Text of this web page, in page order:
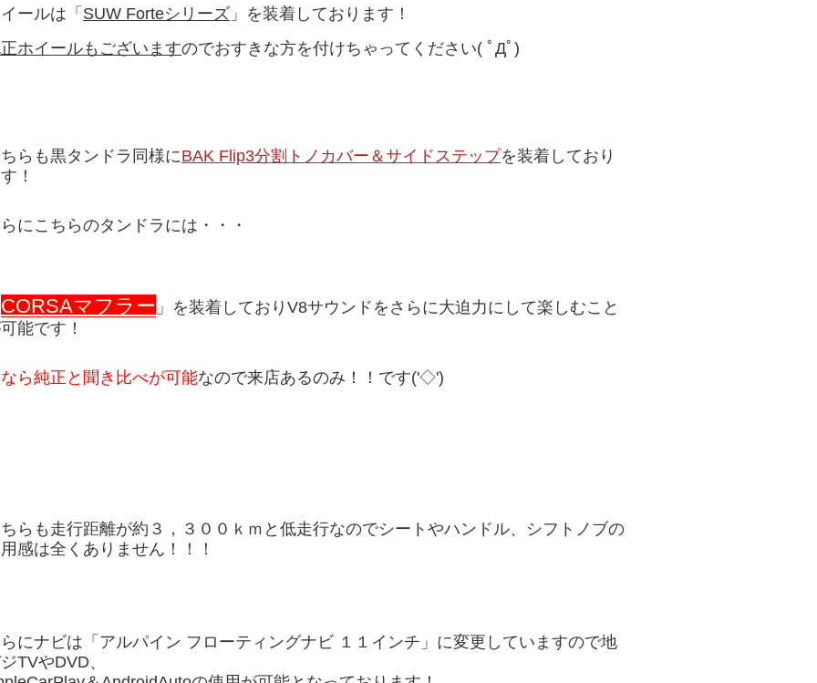
ールは「 SUW Forteシリーズ 」を装着しております！
ホイールもございますのでおすきな方を付けちゃってください( ﾟДﾟ)
らも黒タンドラ同様にBAK Flip3分割トノカバー＆サイドステップを装着しており
！
にこちらのタンドラには・・・
CORSAマフラー 」を装着しておりV8サウンドをさらに大迫力にして楽しむこと
能です！
ら純正と聞き比べが可能なので来店あるのみ！！です('◇')ゞ
らも走行距離が約 ３，３００ ｋｍと低走行なのでシートやハンドル、シフトノブの
感は全くありません！！！
にナビは「アルパイン フローティングナビ １１インチ」に変更していますので地
TVやDVD、